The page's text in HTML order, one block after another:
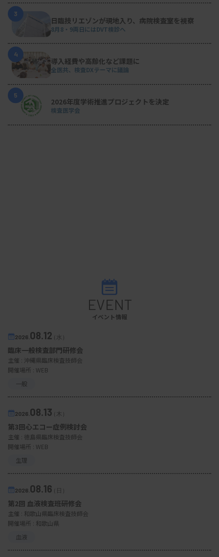
3
日臨技リエゾンが現地入り、病院検査室を視察
8月8・9両日にはDVT検診へ
4
導入経費や高齢化など課題に
全医共、検査DXテーマに議論
5
2026年度学術推進プロジェクトを決定
検査医学会
EVENT
イベント情報
2026. 08.12（水）
臨床一般検査部門研修会
主催 : 沖縄県臨床検査技師会
開催場所 : WEB
一般
2026. 08.13（木）
第3回心エコー症例検討会
主催 : 徳島県臨床検査技師会
開催場所 : WEB
生理
2026. 08.16（日）
第2回 血液検査班研修会
主催 : 和歌山県臨床検査技師会
開催場所 : 和歌山県
血液